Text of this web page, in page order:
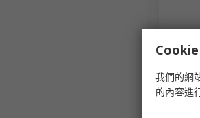
製
Lapp
Cookie
我們的網
的內容進